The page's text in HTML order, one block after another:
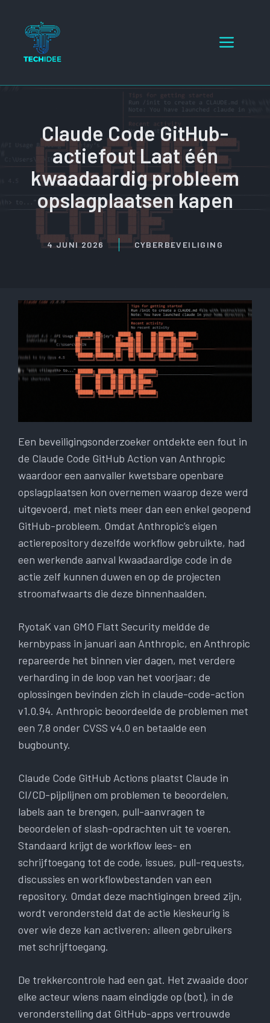
inhoud
Menu
Claude Code GitHub-
actiefout Laat één
kwaadaardig probleem
opslagplaatsen kapen
4 JUNI 2026 CYBERBEVEILIGING
Een beveiligingsonderzoeker ontdekte een fout in
de Claude Code GitHub Action van Anthropic
waardoor een aanvaller kwetsbare openbare
opslagplaatsen kon overnemen waarop deze werd
uitgevoerd, met niets meer dan een enkel geopend
GitHub-probleem. Omdat Anthropic’s eigen
actierepository dezelfde workflow gebruikte, had
een werkende aanval kwaadaardige code in de
actie zelf kunnen duwen en op de projecten
stroomafwaarts die deze binnenhaalden.
RyotaK van GMO Flatt Security meldde de
kernbypass in januari aan Anthropic, en Anthropic
repareerde het binnen vier dagen, met verdere
verharding in de loop van het voorjaar; de
oplossingen bevinden zich in claude-code-action
v1.0.94. Anthropic beoordeelde de problemen met
een 7,8 onder CVSS v4.0 en betaalde een
bugbounty.
Claude Code GitHub Actions plaatst Claude in
CI/CD-pijplijnen om problemen te beoordelen,
labels aan te brengen, pull-aanvragen te
beoordelen of slash-opdrachten uit te voeren.
Standaard krijgt de workflow lees- en
schrijftoegang tot de code, issues, pull-requests,
discussies en workflowbestanden van een
repository. Omdat deze machtigingen breed zijn,
wordt verondersteld dat de actie kieskeurig is
over wie deze kan activeren: alleen gebruikers
met schrijftoegang.
De trekkercontrole had een gat. Het zwaaide door
elke acteur wiens naam eindigde op (bot), in de
veronderstelling dat GitHub-apps vertrouwde